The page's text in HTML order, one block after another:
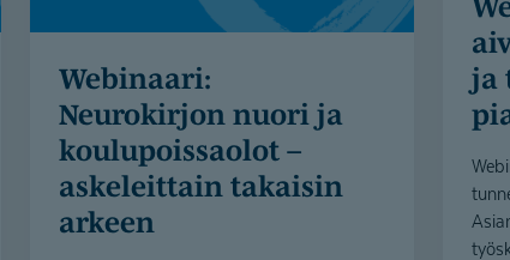
Webinaari:
Neurokirjon nuori ja
koulupois­saolot –
askeleittain takaisin
arkeen
Webinaari: "Kahdet
ja